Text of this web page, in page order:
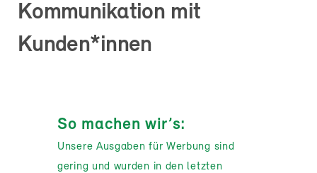
Kommunikation mit
Kunden*innen
So machen wir’s:
Unsere Ausgaben für Werbung sind
gering und wurden in den letzten